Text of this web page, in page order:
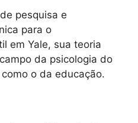
pesquisa e
para o
em Yale, sua teoria
da psicologia do
o da educação.